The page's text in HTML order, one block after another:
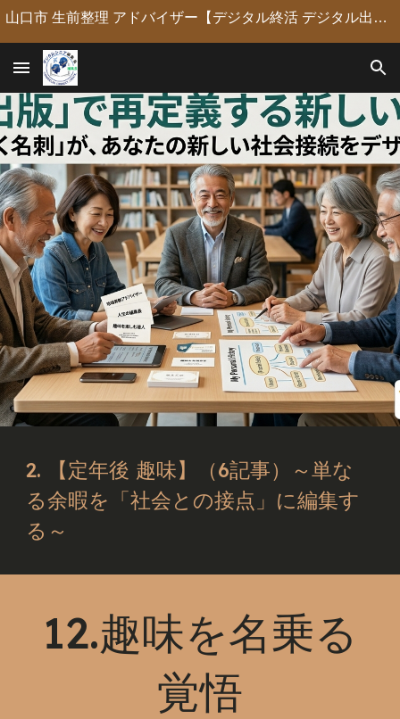
山口市 生前整理 アドバイザー【デジタル終活 デジタル出版 デジタルシニア編集長】定年後の人生の物語を「最高のデジタル資産」に編集・昇華。 古いネガやVHSのデジタル化からプロの構成による自分史動画制作、終活事務までトータルサポート。 長年のキャリアを持つプロがあなたの想いの継承を全力で支援します。
2. 【定年後 趣味】（6記事）～単な
る余暇を「社会との接点」に編集す
る～
12.趣味を名乗る
覚悟